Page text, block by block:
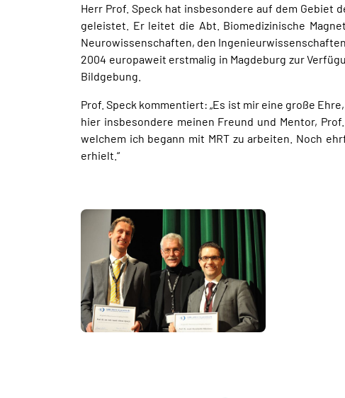
Herr Prof. Speck hat insbesondere auf dem Gebiet
geleistet. Er leitet die Abt. Biomedizinische
Neurowissenschaften, den
2004 europaweit erstmalig in Magdeburg zur
Bildgebung.
Prof. Speck kommentiert: „Es ist mir eine große
hier insbesondere meinen Freund und Mentor,
welchem ich begann mit MRT zu arbeiten. Noch
erhielt.“